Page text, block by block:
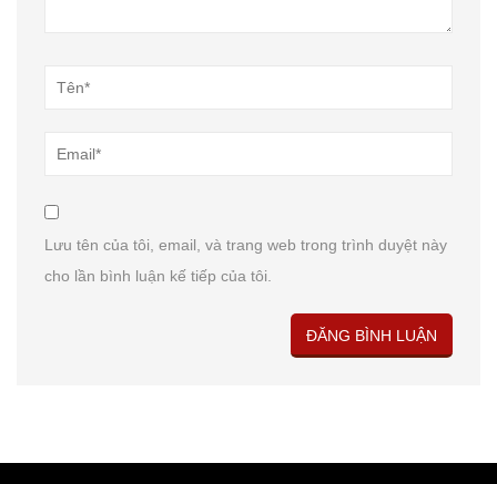
Lưu tên của tôi, email, và trang web trong trình duyệt này
cho lần bình luận kế tiếp của tôi.